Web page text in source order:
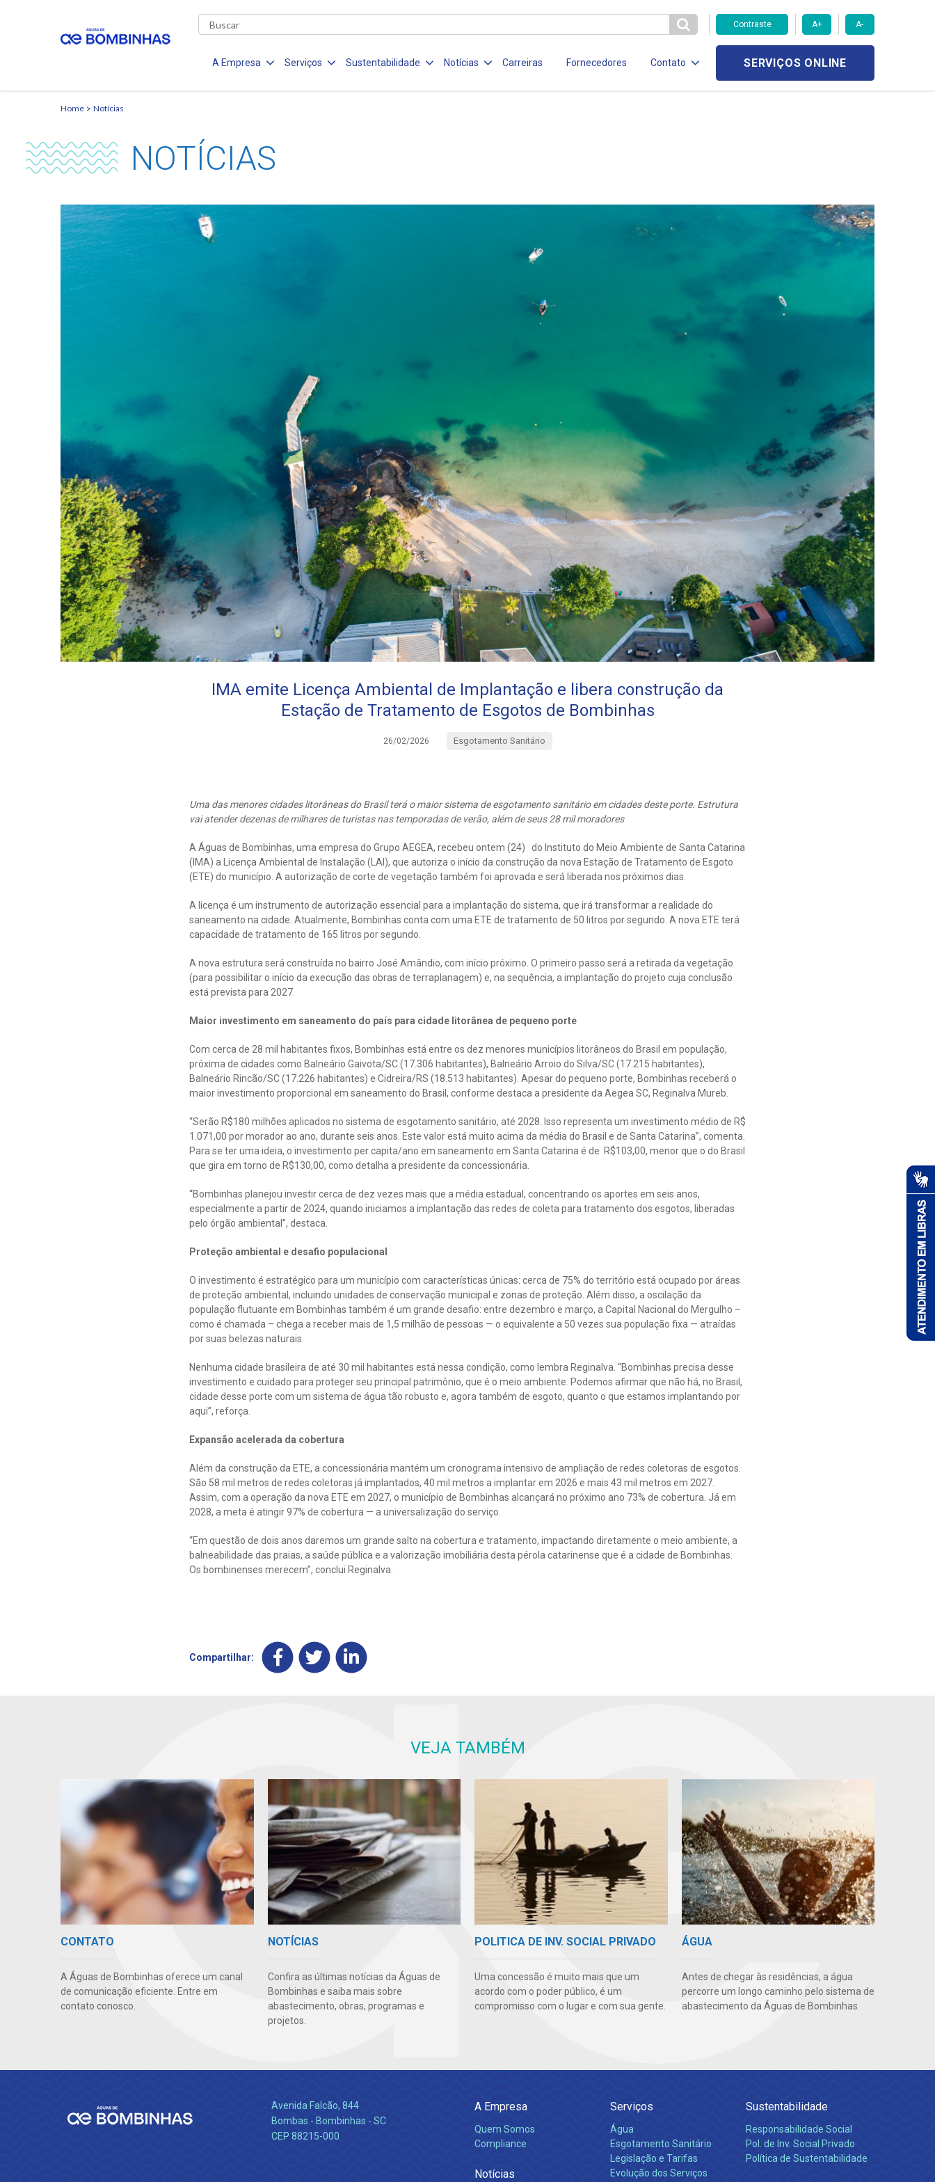
Contraste A+ A-
A Empresa Serviços Sustentabilidade Notícias Carreiras Fornecedores Contato SERVIÇOS ONLINE
Home Notícias
NOTÍCIAS
IMA emite Licença Ambiental de Implantação e libera construção da
Estação de Tratamento de Esgotos de Bombinhas
26/02/2026 Esgotamento Sanitário
Uma das menores cidades litorâneas do Brasil terá o maior sistema de esgotamento sanitário em cidades deste porte. Estrutura
vai atender dezenas de milhares de turistas nas temporadas de verão, além de seus 28 mil moradores
A Águas de Bombinhas, uma empresa do Grupo AEGEA, recebeu ontem (24) do Instituto do Meio Ambiente de Santa Catarina
(IMA) a Licença Ambiental de Instalação (LAI), que autoriza o início da construção da nova Estação de Tratamento de Esgoto
(ETE) do município. A autorização de corte de vegetação também foi aprovada e será liberada nos próximos dias.
A licença é um instrumento de autorização essencial para a implantação do sistema, que irá transformar a realidade do
saneamento na cidade. Atualmente, Bombinhas conta com uma ETE de tratamento de 50 litros por segundo. A nova ETE terá
capacidade de tratamento de 165 litros por segundo.
A nova estrutura será construída no bairro José Amândio, com início próximo. O primeiro passo será a retirada da vegetação
(para possibilitar o início da execução das obras de terraplanagem) e, na sequência, a implantação do projeto cuja conclusão
está prevista para 2027.
Maior investimento em saneamento do país para cidade litorânea de pequeno porte
Com cerca de 28 mil habitantes fixos, Bombinhas está entre os dez menores municípios litorâneos do Brasil em população,
próxima de cidades como Balneário Gaivota/SC (17.306 habitantes), Balneário Arroio do Silva/SC (17.215 habitantes),
Balneário Rincão/SC (17.226 habitantes) e Cidreira/RS (18.513 habitantes). Apesar do pequeno porte, Bombinhas receberá o
maior investimento proporcional em saneamento do Brasil, conforme destaca a presidente da Aegea SC, Reginalva Mureb.
“Serão R$180 milhões aplicados no sistema de esgotamento sanitário, até 2028. Isso representa um investimento médio de R$
1.071,00 por morador ao ano, durante seis anos. Este valor está muito acima da média do Brasil e de Santa Catarina”, comenta.
Para se ter uma ideia, o investimento per capita/ano em saneamento em Santa Catarina é de R$103,00, menor que o do Brasil
que gira em torno de R$130,00, como detalha a presidente da concessionária.
“Bombinhas planejou investir cerca de dez vezes mais que a média estadual, concentrando os aportes em seis anos,
especialmente a partir de 2024, quando iniciamos a implantação das redes de coleta para tratamento dos esgotos, liberadas
pelo órgão ambiental”, destaca.
Proteção ambiental e desafio populacional
O investimento é estratégico para um município com características únicas: cerca de 75% do território está ocupado por áreas
de proteção ambiental, incluindo unidades de conservação municipal e zonas de proteção. Além disso, a oscilação da
população flutuante em Bombinhas também é um grande desafio: entre dezembro e março, a Capital Nacional do Mergulho –
como é chamada – chega a receber mais de 1,5 milhão de pessoas — o equivalente a 50 vezes sua população fixa — atraídas
por suas belezas naturais.
Nenhuma cidade brasileira de até 30 mil habitantes está nessa condição, como lembra Reginalva. “Bombinhas precisa desse
investimento e cuidado para proteger seu principal patrimônio, que é o meio ambiente. Podemos afirmar que não há, no Brasil,
cidade desse porte com um sistema de água tão robusto e, agora também de esgoto, quanto o que estamos implantando por
aqui”, reforça.
Expansão acelerada da cobertura
Além da construção da ETE, a concessionária mantém um cronograma intensivo de ampliação de redes coletoras de esgotos.
São 58 mil metros de redes coletoras já implantados, 40 mil metros a implantar em 2026 e mais 43 mil metros em 2027.
Assim, com a operação da nova ETE em 2027, o município de Bombinhas alcançará no próximo ano 73% de cobertura. Já em
2028, a meta é atingir 97% de cobertura — a universalização do serviço.
“Em questão de dois anos daremos um grande salto na cobertura e tratamento, impactando diretamente o meio ambiente, a
balneabilidade das praias, a saúde pública e a valorização imobiliária desta pérola catarinense que é a cidade de Bombinhas.
Os bombinenses merecem”, conclui Reginalva.
Compartilhar:
VEJA TAMBÉM
CONTATO
A Águas de Bombinhas oferece um canal
de comunicação eficiente. Entre em
contato conosco.
NOTÍCIAS
Confira as últimas notícias da Águas de
Bombinhas e saiba mais sobre
abastecimento, obras, programas e
projetos.
POLITICA DE INV. SOCIAL PRIVADO
Uma concessão é muito mais que um
acordo com o poder público, é um
compromisso com o lugar e com sua gente.
ÁGUA
Antes de chegar às residências, a água
percorre um longo caminho pelo sistema de
abastecimento da Águas de Bombinhas.
Avenida Falcão, 844
Bombas - Bombinhas - SC
CEP 88215-000
A Empresa
Quem Somos
Compliance
Notícias
Serviços
Água
Esgotamento Sanitário
Legislação e Tarifas
Evolução dos Serviços
Sustentabilidade
Responsabilidade Social
Pol. de Inv. Social Privado
Política de Sustentabilidade